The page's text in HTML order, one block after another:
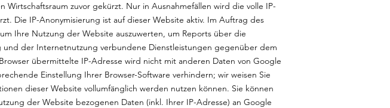
zuvor gekürzt. Nur in Ausnahmefällen wird die volle IP-
Die IP-Anonymisierung ist auf dieser Website aktiv. Im Auftrag des
Ihre Nutzung der Website auszuwerten, um Reports über die
der Internetnutzung verbundene Dienstleistungen gegenüber dem
übermittelte IP-Adresse wird nicht mit anderen Daten von Google
Einstellung Ihrer Browser-Software verhindern; wir weisen Sie
dieser Website vollumfänglich werden nutzen können. Sie können
der Website bezogenen Daten (inkl. Ihrer IP-Adresse) an Google